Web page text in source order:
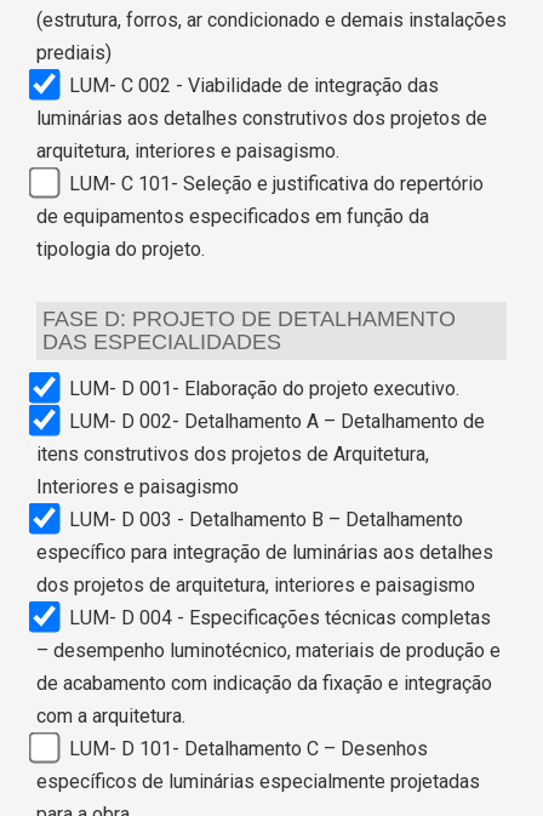
(estrutura, forros, ar condicionado e demais instalações
prediais)
LUM- C 002 - Viabilidade de integração das
luminárias aos detalhes construtivos dos projetos de
arquitetura, interiores e paisagismo.
LUM- C 101- Seleção e justificativa do repertório
de equipamentos especificados em função da
tipologia do projeto.
FASE D: PROJETO DE DETALHAMENTO
DAS ESPECIALIDADES
LUM- D 001- Elaboração do projeto executivo.
LUM- D 002- Detalhamento A – Detalhamento de
itens construtivos dos projetos de Arquitetura,
Interiores e paisagismo
LUM- D 003 - Detalhamento B – Detalhamento
específico para integração de luminárias aos detalhes
dos projetos de arquitetura, interiores e paisagismo
LUM- D 004 - Especificações técnicas completas
– desempenho luminotécnico, materiais de produção e
de acabamento com indicação da fixação e integração
com a arquitetura.
LUM- D 101- Detalhamento C – Desenhos
específicos de luminárias especialmente projetadas